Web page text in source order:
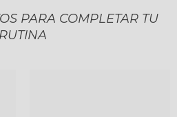
PARA COMPLETAR TU
RUTINA